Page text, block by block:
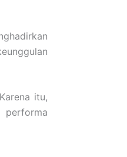
itu,
performa